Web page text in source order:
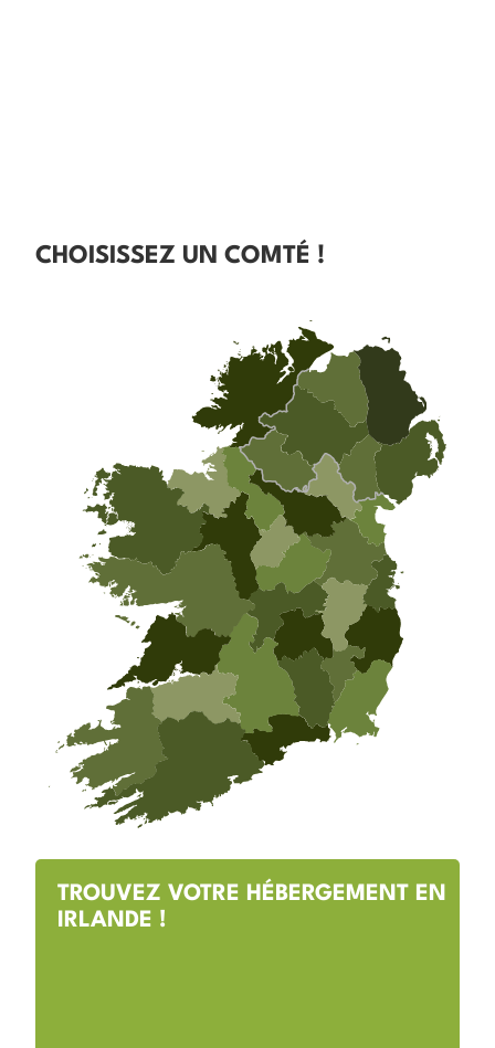
CHOISISSEZ UN COMTÉ !
TROUVEZ VOTRE HÉBERGEMENT EN
IRLANDE !